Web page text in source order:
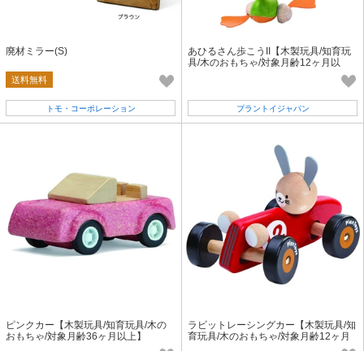
廃材ミラー(S)
送料無料
トモ・コーポレーション
あひるさん歩こうII【木製玩具/知育玩
具/木のおもちゃ/対象月齢12ヶ月以
プラントイジャパン
ピンクカー【木製玩具/知育玩具/木の
おもちゃ/対象月齢36ヶ月以上】
ラビットレーシングカー【木製玩具/知
育玩具/木のおもちゃ/対象月齢12ヶ月